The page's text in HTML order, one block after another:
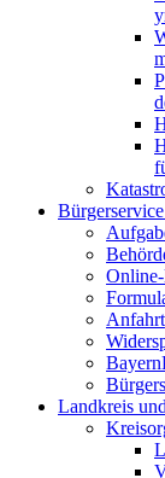
Anfahrt
Landkreis